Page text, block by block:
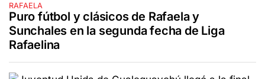
RAFAELA
Puro fútbol y clásicos de Rafaela y
Sunchales en la segunda fecha de Liga
Rafaelina